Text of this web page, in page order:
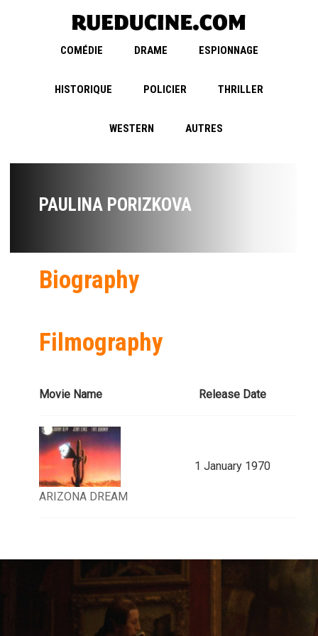
COMÉDIE DRAME ESPIONNAGE
HISTORIQUE POLICIER THRILLER
WESTERN AUTRES
PAULINA PORIZKOVA
Biography
Filmography
Movie Name Release Date
ARIZONA DREAM
1 January 1970